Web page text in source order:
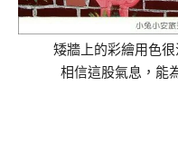
矮牆上的彩繪用色
相信這股氣息，能